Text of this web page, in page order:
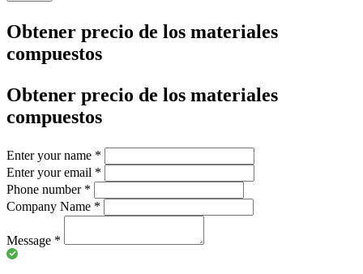
Obtener precio de los materiales
compuestos
Obtener precio de los materiales
compuestos
Enter your name *
Enter your email *
Phone number *
Company Name *
Message *